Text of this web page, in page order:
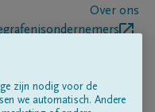
Over ons
zijn nodig voor de
we automatisch. Andere